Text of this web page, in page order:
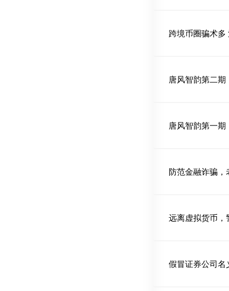
跨境币圈骗术
唐风智韵第二
唐风智韵第一
防范金融诈骗
远离虚拟货币，
假冒证券公司